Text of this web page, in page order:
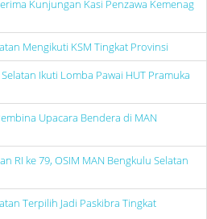
Kunjungan Kasi Penzawa Kemenag
Mengikuti KSM Tingkat Provinsi
Ikuti Lomba Pawai HUT Pramuka
Upacara Bendera di MAN
RI ke 79, OSIM MAN Bengkulu Selatan
Terpilih Jadi Paskibra Tingkat